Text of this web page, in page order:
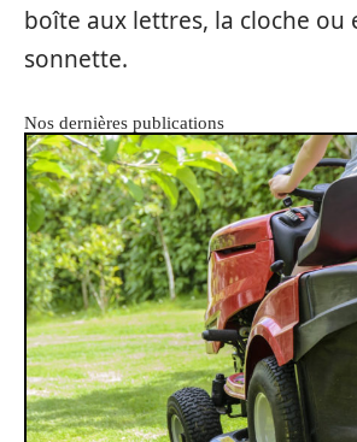
boîte aux lettres, la cloche ou
sonnette.
Nos dernières publications